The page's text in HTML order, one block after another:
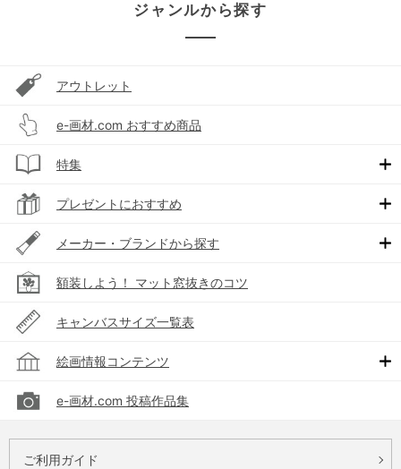
ジャンルから探す
アウトレット
e-画材.com おすすめ商品
特集
プレゼントにおすすめ
メーカー・ブランドから探す
額装しよう！ マット窓抜きのコツ
キャンバスサイズ一覧表
絵画情報コンテンツ
e-画材.com 投稿作品集
ご利用ガイド